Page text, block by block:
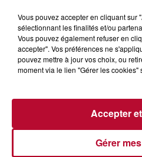
6 août 2026
NÎMES : « LE RÊVE DU
LES ARÈNES CES 3...
Après un franc succès l'été
du gladiateur » revient illuminer
Vous pouvez accepter en cliquant sur
sélectionnant les finalités et/ou
Vous pouvez également refuser en
accepter". Vos préférences ne
pouvez mettre à jour vos choix, ou
moment via le lien "Gérer les
Gérer
Accepter